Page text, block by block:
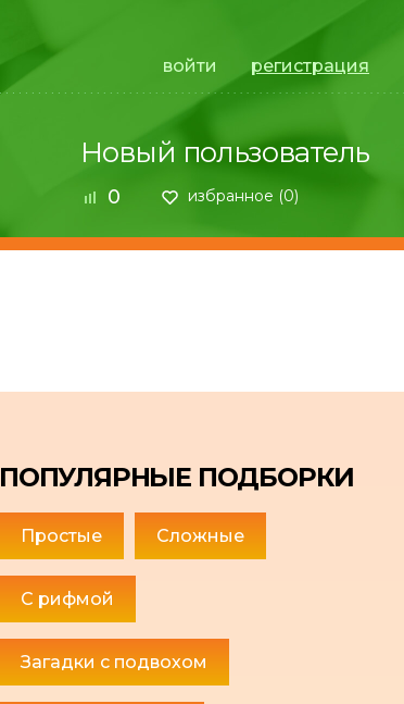
войти регистрация
Новый пользователь
0 избранное (0)
ПОПУЛЯРНЫЕ ПОДБОРКИ
Простые Сложные
С рифмой
Загадки с подвохом